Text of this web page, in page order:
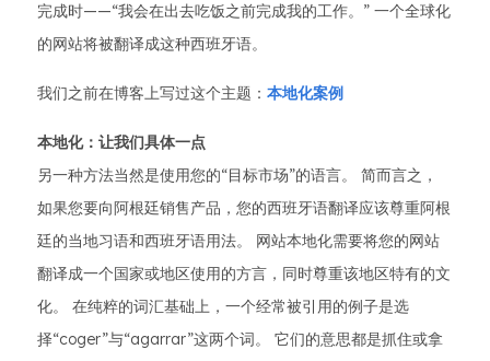
完成时——“我会在出去吃饭之前完成我的工作。” 一个全球化
的网站将被翻译成这种西班牙语。
我们之前在博客上写过这个主题： 本地化案例
本地化：让我们具体一点
另一种方法当然是使用您的“目标市场”的语言。 简而言之，
如果您要向阿根廷销售产品，您的西班牙语翻译应该尊重阿根
廷的当地习语和西班牙语用法。 网站本地化需要将您的网站
翻译成一个国家或地区使用的方言，同时尊重该地区特有的文
化。 在纯粹的词汇基础上，一个经常被引用的例子是选
择“coger”与“agarrar”这两个词。 它们的意思都是抓住或拿